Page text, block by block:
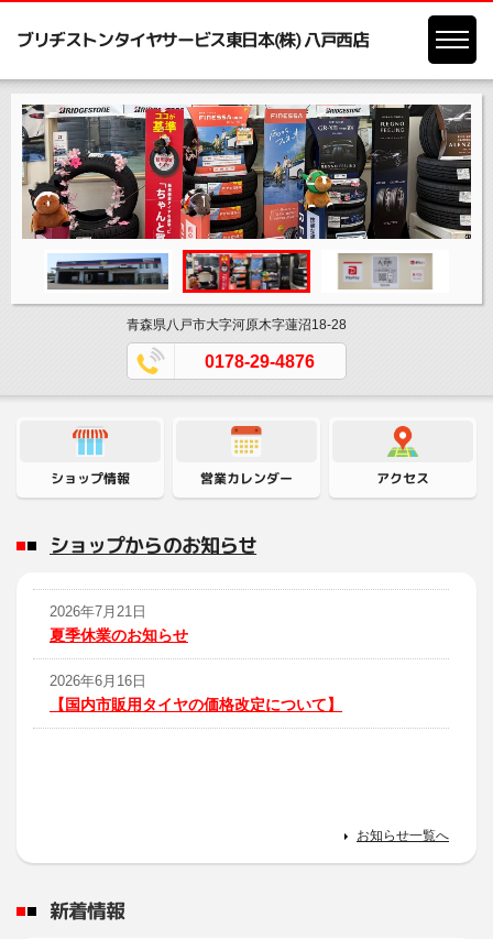
ブリヂストンタイヤサービス東日本(株) 八戸西店
青森県八戸市大字河原木字蓮沼18-28
0178-29-4876
ショップ情報 営業カレンダー アクセス
ショップからのお知らせ
2026年7月21日
夏季休業のお知らせ
2026年6月16日
【国内市販用タイヤの価格改定について】
お知らせ一覧へ
新着情報